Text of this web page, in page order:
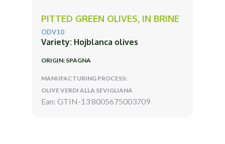
PITTED GREEN OLIVES, IN BRINE
ODV10
Variety: Hojblanca olives
ORIGIN: SPAGNA
MANUFACTURING PROCESS:
OLIVE VERDI ALLA SEVIGLIANA
Ean: GTIN-13 8005675003709